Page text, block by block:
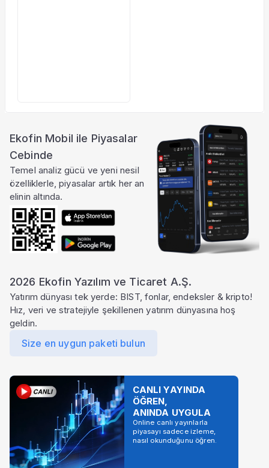
Ekofin Mobil ile Piyasalar
Cebinde
Temel analiz gücü ve yeni nesil
özelliklerle, piyasalar artık her an
elinin altında.
2026 Ekofin Yazılım ve Ticaret A.Ş.
Yatırım dünyası tek yerde: BIST, fonlar, endeksler & kripto!
Hız, veri ve stratejiyle şekillenen yatırım dünyasına hoş
geldin.
Size en uygun paketi bulun
CANLI YAYINDA
ÖĞREN,
ANINDA UYGULA
Online canlı yayınlarla
piyasayı sadece izleme,
nasıl okunduğunu öğren.